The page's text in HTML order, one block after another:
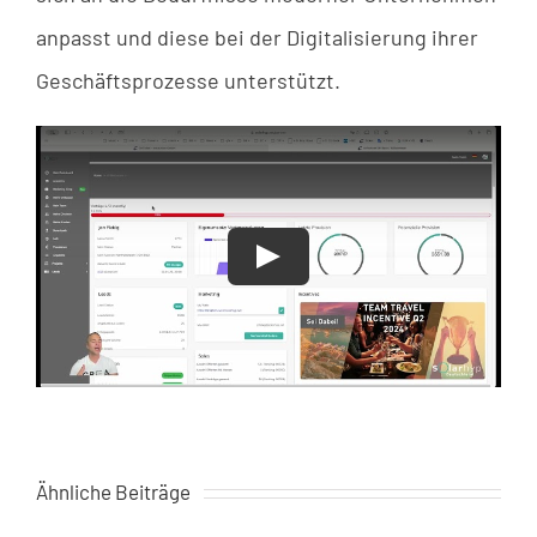
anpasst und diese bei der Digitalisierung ihrer
Geschäftsprozesse unterstützt.
Play
Ähnliche Beiträge